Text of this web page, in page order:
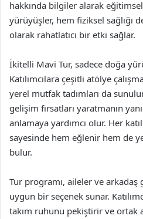
hakkında bilgiler alarak
yürüyüşler, hem fiziksel sağlığı
olarak rahatlatıcı bir etki sağlar.
İkitelli Mavi Tur, sadece doğa
Katılımcılara çeşitli atölye
yerel mutfak tadımları da
gelişim fırsatları yaratmanın
anlamaya yardımcı olur. Her
sayesinde hem eğlenir hem de
bulur.
Tur programı, aileler ve arkadaş
uygun bir seçenek sunar.
takım ruhunu pekiştirir ve ortak